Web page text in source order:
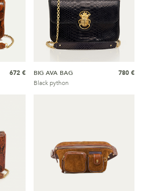
672 €
BIG AVA BAG
Black python
780 €